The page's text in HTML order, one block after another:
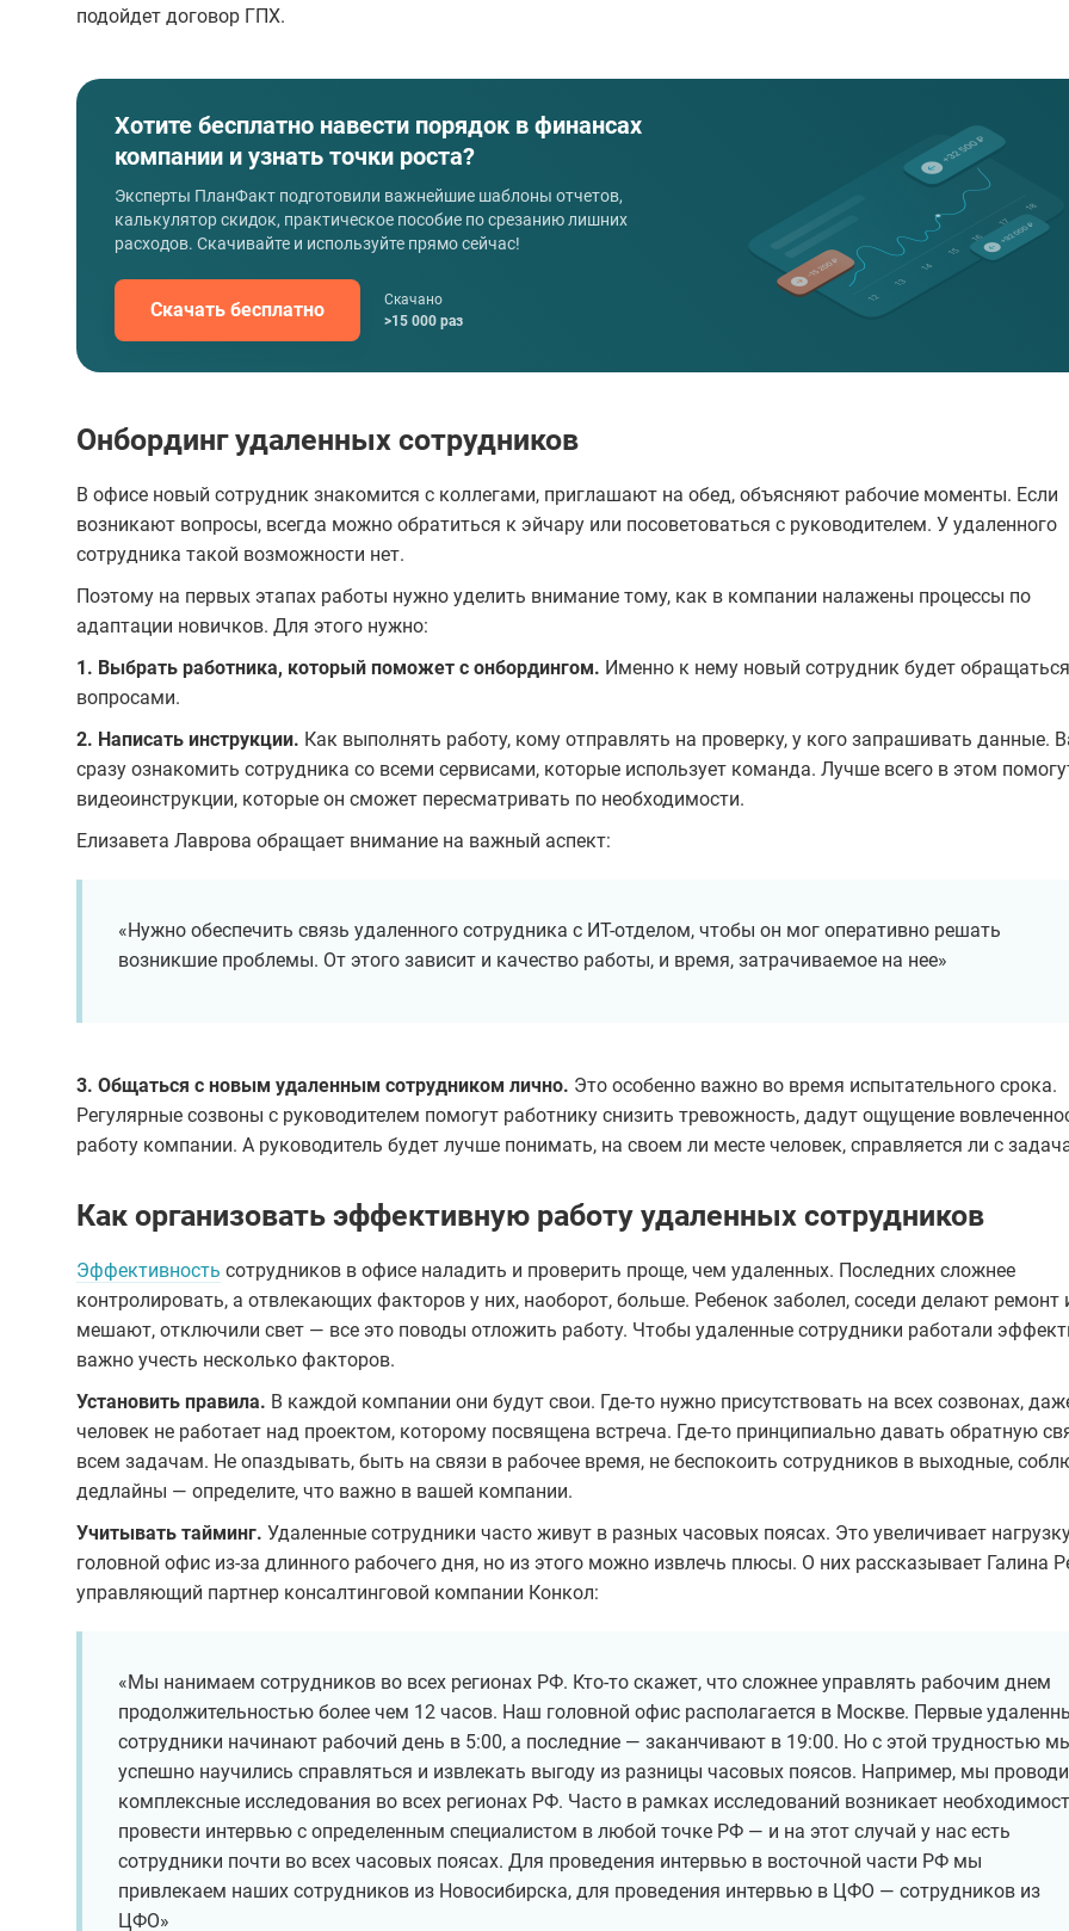
подойдет договор ГПХ.
Хотите бесплатно навести порядок в финансах
компании и узнать точки роста?
Эксперты ПланФакт подготовили важнейшие шаблоны отчетов,
калькулятор скидок, практическое пособие по срезанию лишних
расходов. Скачивайте и используйте прямо сейчас!
Скачать бесплатно
Скачано
>15 000 раз
Онбординг удаленных сотрудников
В офисе новый сотрудник знакомится с коллегами, приглашают на обед, объясняют рабочие моменты. Если
возникают вопросы, всегда можно обратиться к эйчару или посоветоваться с руководителем. У удаленного
сотрудника такой возможности нет.
Поэтому на первых этапах работы нужно уделить внимание тому, как в компании налажены процессы по
адаптации новичков. Для этого нужно:
1. Выбрать работника, который поможет с онбордингом. Именно к нему новый сотрудник будет
вопросами.
2. Написать инструкции. Как выполнять работу, кому отправлять на проверку, у кого запрашивать данные.
сразу ознакомить сотрудника со всеми сервисами, которые использует команда. Лучше всего в этом
видеоинструкции, которые он сможет пересматривать по необходимости.
Елизавета Лаврова обращает внимание на важный аспект:
«Нужно обеспечить связь удаленного сотрудника с ИТ-отделом, чтобы он мог оперативно решать
возникшие проблемы. От этого зависит и качество работы, и время, затрачиваемое на нее»
3. Общаться с новым удаленным сотрудником лично. Это особенно важно во время испытательного срока.
Регулярные созвоны с руководителем помогут работнику снизить тревожность, дадут ощущение
работу компании. А руководитель будет лучше понимать, на своем ли месте человек, справляется ли с
Как организовать эффективную работу удаленных сотрудников
Эффективность сотрудников в офисе наладить и проверить проще, чем удаленных. Последних сложнее
контролировать, а отвлекающих факторов у них, наоборот, больше. Ребенок заболел, соседи делают ремонт
мешают, отключили свет — все это поводы отложить работу. Чтобы удаленные сотрудники работали
важно учесть несколько факторов.
Установить правила. В каждой компании они будут свои. Где-то нужно присутствовать на всех созвонах,
человек не работает над проектом, которому посвящена встреча. Где-то принципиально давать обратную
всем задачам. Не опаздывать, быть на связи в рабочее время, не беспокоить сотрудников в выходные,
дедлайны — определите, что важно в вашей компании.
Учитывать тайминг. Удаленные сотрудники часто живут в разных часовых поясах. Это увеличивает
головной офис из-за длинного рабочего дня, но из этого можно извлечь плюсы. О них рассказывает Галина
управляющий партнер консалтинговой компании Конкол:
«Мы нанимаем сотрудников во всех регионах РФ. Кто-то скажет, что сложнее управлять рабочим днем
продолжительностью более чем 12 часов. Наш головной офис располагается в Москве. Первые
сотрудники начинают рабочий день в 5:00, а последние — заканчивают в 19:00. Но с этой трудностью
успешно научились справляться и извлекать выгоду из разницы часовых поясов. Например, мы
комплексные исследования во всех регионах РФ. Часто в рамках исследований возникает
провести интервью с определенным специалистом в любой точке РФ — и на этот случай у нас есть
сотрудники почти во всех часовых поясах. Для проведения интервью в восточной части РФ мы
привлекаем наших сотрудников из Новосибирска, для проведения интервью в ЦФО — сотрудников из
ЦФО»